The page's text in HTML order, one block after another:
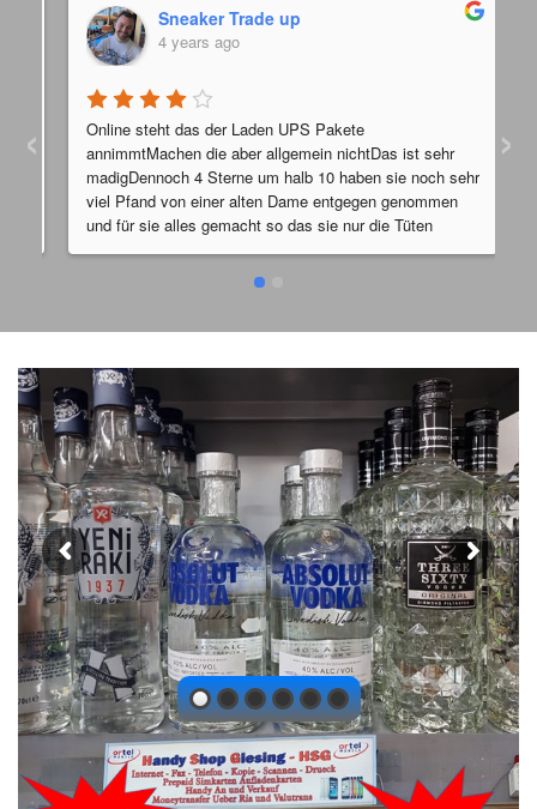
Sneaker Trade up
4 years ago
Online steht das der Laden UPS Pakete
annimmtMachen die aber allgemein nichtDas ist sehr
madigDennoch 4 Sterne um halb 10 haben sie noch sehr
viel Pfand von einer alten Dame entgegen genommen
und für sie alles gemacht so das sie nur die Tüten
hinstellen mussteDer Laden hat zwar viele schlechte
Bewertungen aber die Leute dort haben ein Herz für
von oben auf sie herabDaher  4 Sterne
‹ ›